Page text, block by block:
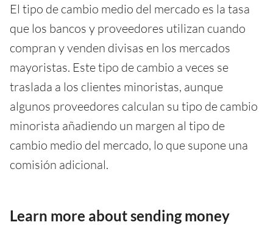
El tipo de cambio medio del mercado es la tasa
que los bancos y proveedores utilizan cuando
compran y venden divisas en los mercados
mayoristas. Este tipo de cambio a veces se
traslada a los clientes minoristas, aunque
algunos proveedores calculan su tipo de cambio
minorista añadiendo un margen al tipo de
cambio medio del mercado, lo que supone una
comisión adicional.
Learn more about sending money